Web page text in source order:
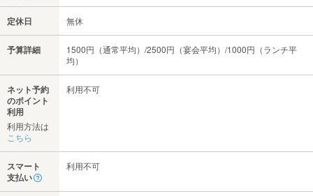
定休日 無休
予算詳細
1500円（通常平均）/2500円（宴会平均）/1000円（ランチ平
均）
ネット予約
のポイント
利用
利用方法は
こちら
利用不可
スマート
支払い
利用不可